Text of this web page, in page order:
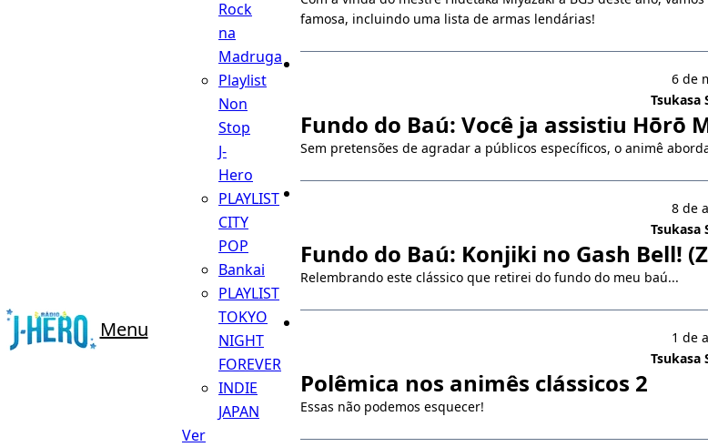
Menu
Rock
na
Madruga
Playlist
Non
Stop
J-
Hero
PLAYLIST
CITY
POP
Bankai
PLAYLIST
TOKYO
NIGHT
FOREVER
INDIE
JAPAN
Ver
famosa, incluindo uma lista de armas lendárias!
6 de
Tsukasa
Fundo do Baú: Você ja assistiu Hōrō
Sem pretensões de agradar a públicos específicos, o animê
8 de
Tsukasa
Fundo do Baú: Konjiki no Gash Bell!
Relembrando este clássico que retirei do fundo do meu baú...
1 de
Tsukasa
Polêmica nos animês clássicos 2
Essas não podemos esquecer!